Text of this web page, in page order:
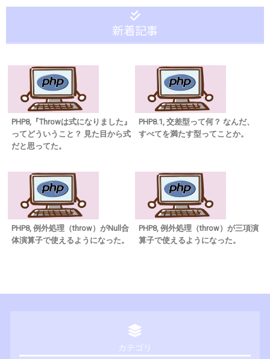
新着記事
PHP8,『Throwは式になりました』
ってどういうこと？ 見た目から式
だと思ってた。
PHP8.1, 交差型って何？ なんだ、
すべてを満たす型ってことか。
PHP8, 例外処理（throw）がNull合
体演算子で使えるようになった。
PHP8, 例外処理（throw）が三項演
算子で使えるようになった。
カテゴリ